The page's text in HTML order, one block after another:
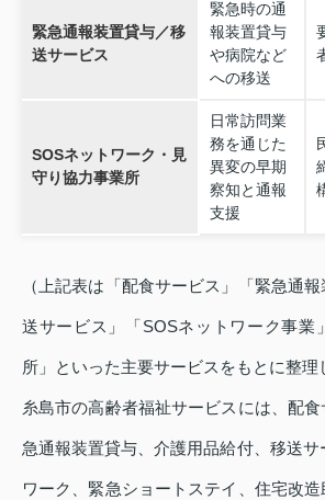
緊急通報装置貸与／移
送サービス
緊急時の通
報装置貸与
や病院など
への移送
SOSネットワーク・見
守り協力事業所
日常訪問業
務を通じた
異変の早期
察知と通報
支援
（上記表は「配食サービス」「緊急通
送サービス」「SOSネットワーク事業
所」といった主要サービスをもとに整理
糸島市の高齢者福祉サービスには、配
急通報装置貸与、介護用品給付、移送サ
ワーク、緊急ショートステイ、住宅改